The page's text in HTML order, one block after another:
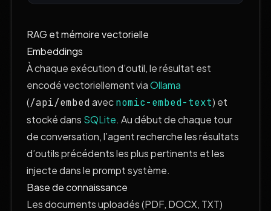
RAG et mémoire vectorielle
Embeddings
À chaque exécution d’outil, le résultat est
encodé vectoriellement viaOllama
(/api/embedavecnomic-embed-text) et
stocké dans SQLite. Au début de chaque tour
de conversation, l’agent recherche les résultats
d’outils précédents les plus pertinents et les
injecte dans le prompt système.
Base de connaissance
Les documents uploadés (PDF, DOCX, TXT)